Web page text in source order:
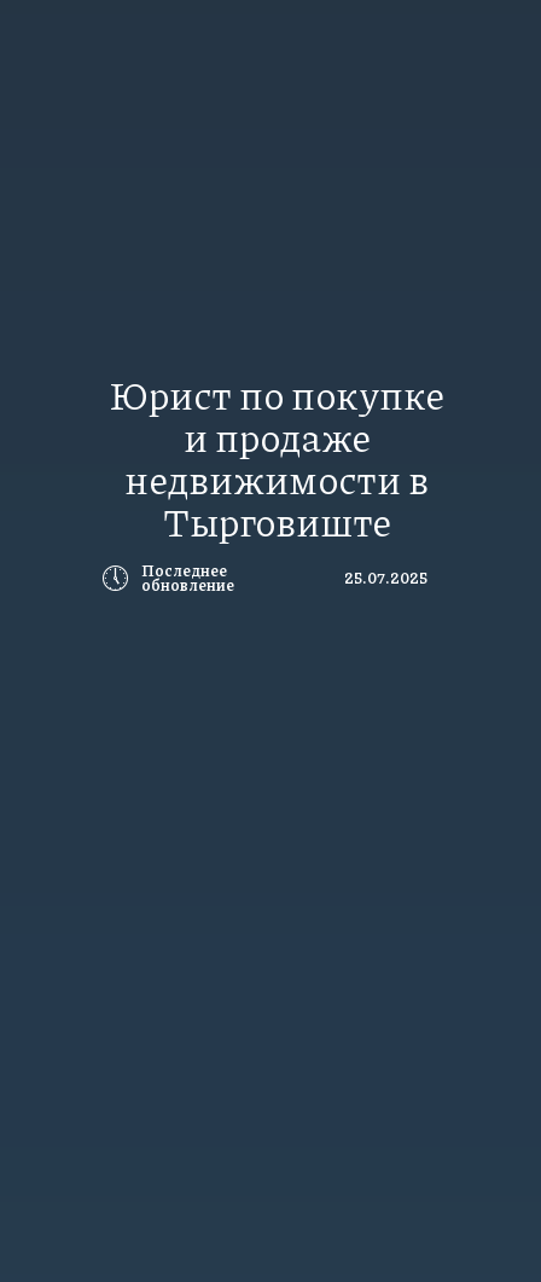
Юрист по покупке
и продаже
недвижимости в
Тырговиште
🕔 Последнее
обновление 25.07.2025